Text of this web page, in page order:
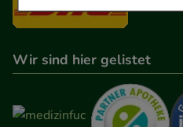
Einkaufserlebnis noch
beispielsweise für die
Besuchers oder unsere
Verhaltensweisen (z.B.
anzupassen. Komfort-
auch auf Ihre Bedürfnisse
Wir sind hier gelistet